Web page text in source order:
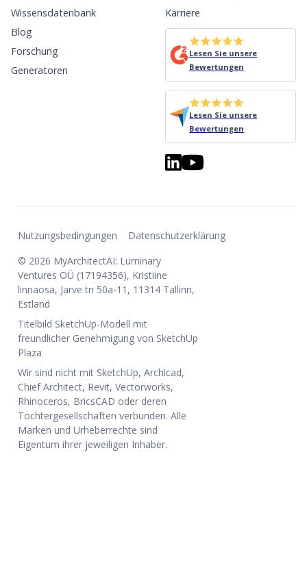
Wissensdatenbank
Blog
Forschung
Generatoren
Karriere
Lesen Sie unsere
Bewertungen
Lesen Sie unsere
Bewertungen
© 2026 MyArchitectAI: Luminary
Ventures OÜ (17194356), Kristiine
linnaosa, Jarve tn 50a-11, 11314 Tallinn,
Estland
Titelbild SketchUp-Modell mit
freundlicher Genehmigung von SketchUp
Plaza
Wir sind nicht mit SketchUp, Archicad,
Chief Architect, Revit, Vectorworks,
Rhinoceros, BricsCAD oder deren
Tochtergesellschaften verbunden. Alle
Marken und Urheberrechte sind
Eigentum ihrer jeweiligen Inhaber.
Nutzungsbedingungen Datenschutzerklärung